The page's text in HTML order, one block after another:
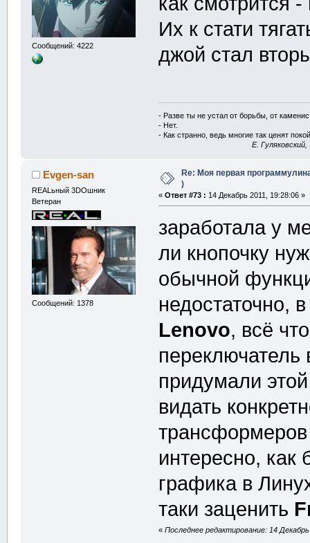
Сообщений: 4222
Их к стати
джой стал
- Разве ты не устал от борьбы, от
- Нет.
- Как странно, ведь многие так ценят
E.
Evgen-san
REALьный 3DOшник
Ветеран
Сообщений: 1378
Re: Моя первая
)
«Ответ #73 : 14 Декабрь 2011, 19:28:06 »
заработала у
ли кнопочку
обычной
недостаточно,
Lenovo, всё
переключатель
придумали
видать
интересно, как
графика в
таки заценить
«Последнее редактирование: 14